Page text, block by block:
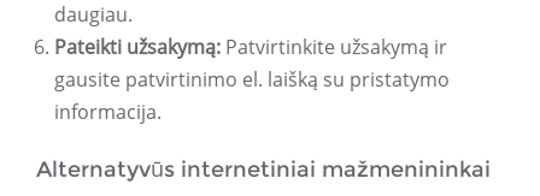
daugiau.
Pateikti užsakymą: Patvirtinkite užsakymą ir
gausite patvirtinimo el. laišką su pristatymo
informacija.
Alternatyvūs internetiniai mažmenininkai